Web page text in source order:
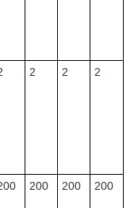
2 2 2
200 200 200